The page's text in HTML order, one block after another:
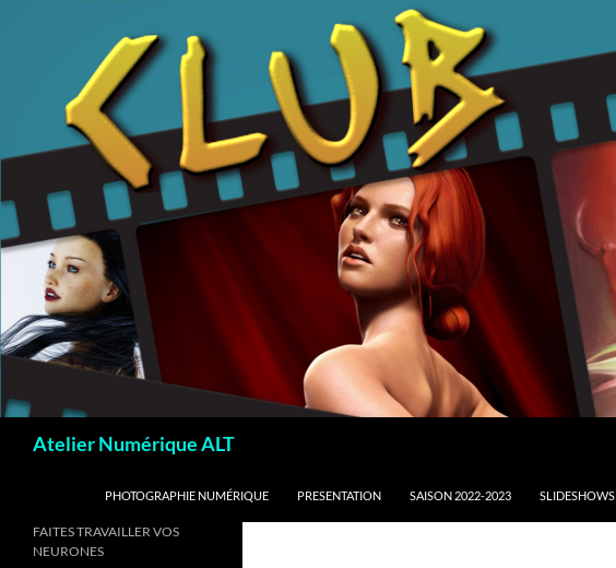
Atelier Numérique ALT
PHOTOGRAPHIE NUMÉRIQUE
PRESENTATION SAISON 2022-2023 SLIDESHOWS
FAITES TRAVAILLER VOS
NEURONES